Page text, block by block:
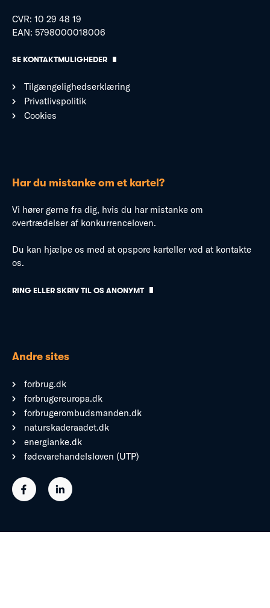
CVR: 10 29 48 19
EAN: 5798000018006
SE KONTAKTMULIGHEDER
Tilgængelighedserklæring
Privatlivspolitik
Cookies
Har du mistanke om et kartel?
Vi hører gerne fra dig, hvis du har mistanke om
overtrædelser af konkurrenceloven.
Du kan hjælpe os med at opspore karteller ved at kontakte
os.
RING ELLER SKRIV TIL OS ANONYMT
Andre sites
forbrug.dk
forbrugereuropa.dk
forbrugerombudsmanden.dk
naturskaderaadet.dk
energianke.dk
fødevarehandelsloven (UTP)